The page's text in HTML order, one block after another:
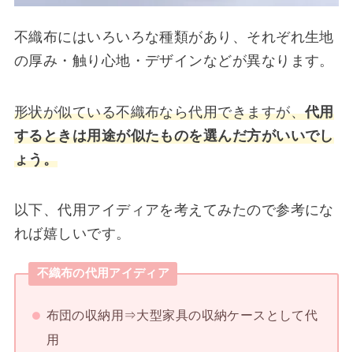
不織布にはいろいろな種類があり、それぞれ生地
の厚み・触り心地・デザインなどが異なります。
形状が似ている不織布なら代用できますが、代用
するときは用途が似たものを選んだ方がいいでし
ょう。
以下、代用アイディアを考えてみたので参考にな
れば嬉しいです。
不織布の代用アイディア
布団の収納用⇒大型家具の収納ケースとして代
用